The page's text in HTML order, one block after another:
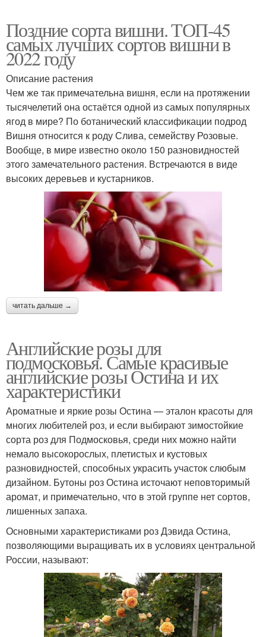
Поздние сорта вишни. ТОП-45
самых лучших сортов вишни в
2022 году
Описание растения
Чем же так примечательна вишня, если на протяжении
тысячелетий она остаётся одной из самых популярных
ягод в мире? По ботанический классификации подрод
Вишня относится к роду Слива, семейству Розовые.
Вообще, в мире известно около 150 разновидностей
этого замечательного растения. Встречаются в виде
высоких деревьев и кустарников.
читать дальше →
Английские розы для
подмосковья. Самые красивые
английские розы Остина и их
характеристики
Ароматные и яркие розы Остина — эталон красоты для
многих любителей роз, и если выбирают зимостойкие
сорта роз для Подмосковья, среди них можно найти
немало высокорослых, плетистых и кустовых
разновидностей, способных украсить участок слюбым
дизайном. Бутоны роз Остина источают неповторимый
аромат, и примечательно, что в этой группе нет сортов,
лишенных запаха.
Основными характеристиками роз Дэвида Остина,
позволяющими выращивать их в условиях центральной
России, называют: